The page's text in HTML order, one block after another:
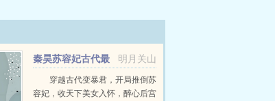
明月关山
秦昊苏容妃古代最
强昏君最新章节在线阅读
穿越古代变暴君，开局推倒苏
容妃，收天下美女入怀，醉心后宫